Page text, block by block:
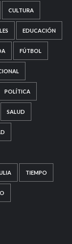
CULTURA
EDUCACIÓN
FÚTBOL
POLÍTICA
SALUD
TIEMPO